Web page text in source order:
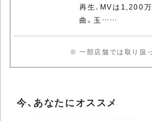
再生、MVは1,200
曲。玉……
※ 一部店舗では取り扱
今、あなたにオススメ